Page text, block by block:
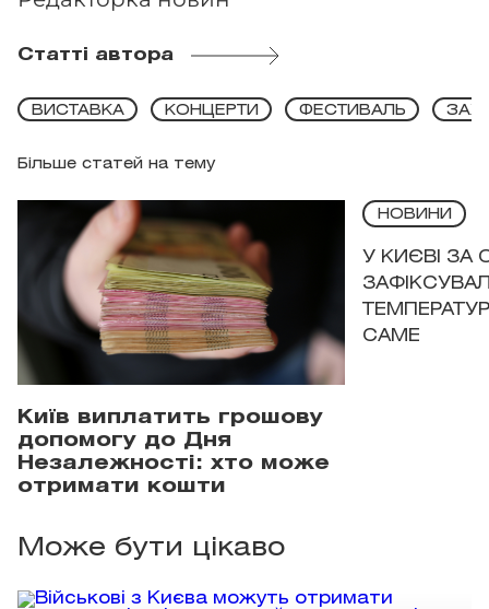
Статті автора
Більше статей на тему
ВИСТАВКА КОНЦЕРТИ ФЕСТИВАЛЬ
Київ виплатить грошову
допомогу до Дня
Незалежності: хто може
отримати кошти
НОВИНИ
У КИЄВІ ЗА
САМЕ
Може бути цікаво